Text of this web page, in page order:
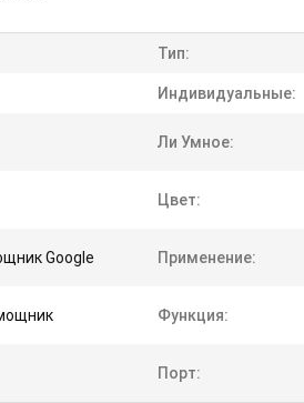
Тип:
Индивидуальные:
Ли Умное:
Цвет:
Google Применение:
Функция:
Порт: